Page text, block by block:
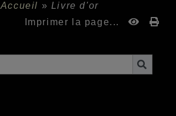
Accueil » Livre d'or
Imprimer la page...